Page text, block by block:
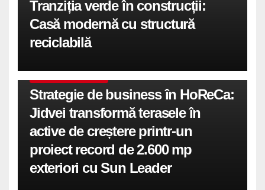
Tranziția verde în construcții:
Casă modernă cu structură
reciclabilă
Strategie de business în HoReCa:
Jidvei transformă terasele în
active de creștere printr-un
proiect record de 2.600 mp
exteriori cu Sun Leader